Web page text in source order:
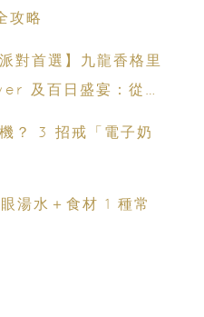
攻略
對首選】九龍香格里
及百日盛宴：從米
子奶
湯水＋食材 1 種常